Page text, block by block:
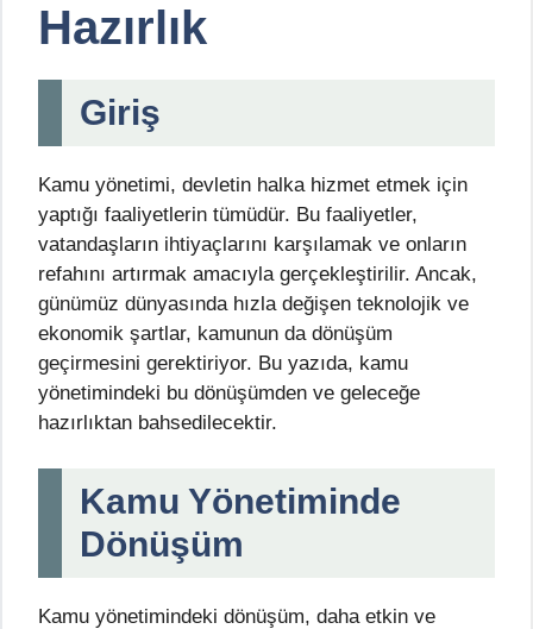
Hazırlık
Giriş
Kamu yönetimi, devletin halka hizmet etmek için
yaptığı faaliyetlerin tümüdür. Bu faaliyetler,
vatandaşların ihtiyaçlarını karşılamak ve onların
refahını artırmak amacıyla gerçekleştirilir. Ancak,
günümüz dünyasında hızla değişen teknolojik ve
ekonomik şartlar, kamunun da dönüşüm
geçirmesini gerektiriyor. Bu yazıda, kamu
yönetimindeki bu dönüşümden ve geleceğe
hazırlıktan bahsedilecektir.
Kamu Yönetiminde
Dönüşüm
Kamu yönetimindeki dönüşüm, daha etkin ve